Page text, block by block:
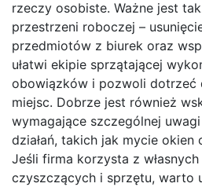
rzeczy osobiste. Ważne jest
przestrzeni roboczej –
przedmiotów z biurek oraz
ułatwi ekipie sprzątającej
obowiązków i pozwoli dotrzeć
miejsc. Dobrze jest również
wymagające szczególnej
działań, takich jak mycie okien
Jeśli firma korzysta z
czyszczących i sprzętu, warto